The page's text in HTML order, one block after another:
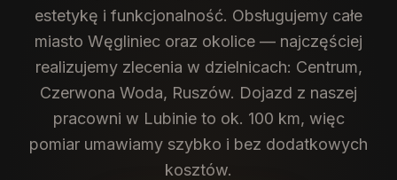
estetykę i funkcjonalność. Obsługujemy całe
miasto Węgliniec oraz okolice — najczęściej
realizujemy zlecenia w dzielnicach: Centrum,
Czerwona Woda, Ruszów. Dojazd z naszej
pracowni w Lubinie to ok. 100 km, więc
pomiar umawiamy szybko i bez dodatkowych
kosztów.